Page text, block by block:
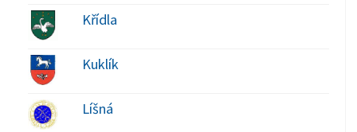
Křídla
Kuklík
Líšná